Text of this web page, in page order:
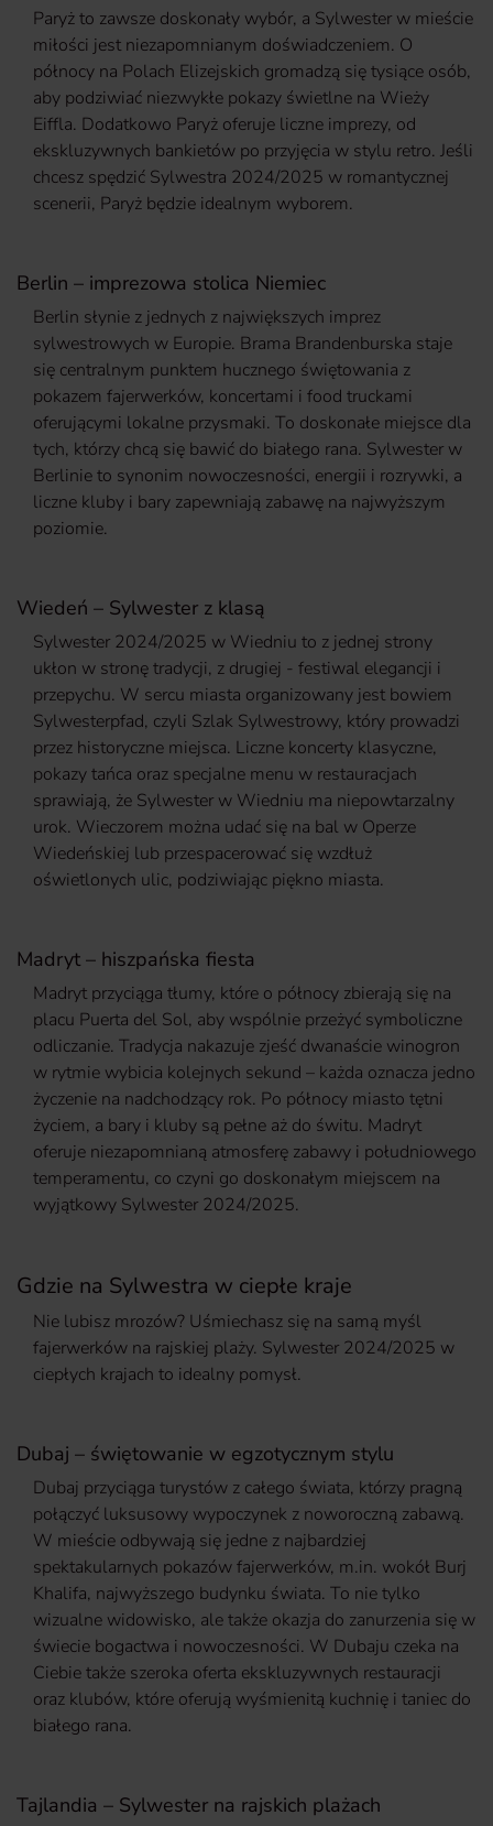
Paryż to zawsze doskonały wybór, a Sylwester w mieście
miłości jest niezapomnianym doświadczeniem. O
północy na Polach Elizejskich gromadzą się tysiące osób,
aby podziwiać niezwykłe pokazy świetlne na Wieży
Eiffla. Dodatkowo Paryż oferuje liczne imprezy, od
ekskluzywnych bankietów po przyjęcia w stylu retro. Jeśli
chcesz spędzić Sylwestra 2024/2025 w romantycznej
scenerii, Paryż będzie idealnym wyborem.
Berlin – imprezowa stolica Niemiec
Berlin słynie z jednych z największych imprez
sylwestrowych w Europie. Brama Brandenburska staje
się centralnym punktem hucznego świętowania z
pokazem fajerwerków, koncertami i food truckami
oferującymi lokalne przysmaki. To doskonałe miejsce dla
tych, którzy chcą się bawić do białego rana. Sylwester w
Berlinie to synonim nowoczesności, energii i rozrywki, a
liczne kluby i bary zapewniają zabawę na najwyższym
poziomie.
Wiedeń – Sylwester z klasą
Sylwester 2024/2025 w Wiedniu to z jednej strony
ukłon w stronę tradycji, z drugiej - festiwal elegancji i
przepychu. W sercu miasta organizowany jest bowiem
Sylwesterpfad, czyli Szlak Sylwestrowy, który prowadzi
przez historyczne miejsca. Liczne koncerty klasyczne,
pokazy tańca oraz specjalne menu w restauracjach
sprawiają, że Sylwester w Wiedniu ma niepowtarzalny
urok. Wieczorem można udać się na bal w Operze
Wiedeńskiej lub przespacerować się wzdłuż
oświetlonych ulic, podziwiając piękno miasta.
Madryt – hiszpańska fiesta
Madryt przyciąga tłumy, które o północy zbierają się na
placu Puerta del Sol, aby wspólnie przeżyć symboliczne
odliczanie. Tradycja nakazuje zjeść dwanaście winogron
w rytmie wybicia kolejnych sekund – każda oznacza jedno
życzenie na nadchodzący rok. Po północy miasto tętni
życiem, a bary i kluby są pełne aż do świtu. Madryt
oferuje niezapomnianą atmosferę zabawy i południowego
temperamentu, co czyni go doskonałym miejscem na
wyjątkowy Sylwester 2024/2025.
Gdzie na Sylwestra w ciepłe kraje
Nie lubisz mrozów? Uśmiechasz się na samą myśl
fajerwerków na rajskiej plaży. Sylwester 2024/2025 w
ciepłych krajach to idealny pomysł.
Dubaj – świętowanie w egzotycznym stylu
Dubaj przyciąga turystów z całego świata, którzy pragną
połączyć luksusowy wypoczynek z noworoczną zabawą.
W mieście odbywają się jedne z najbardziej
spektakularnych pokazów fajerwerków, m.in. wokół Burj
Khalifa, najwyższego budynku świata. To nie tylko
wizualne widowisko, ale także okazja do zanurzenia się w
świecie bogactwa i nowoczesności. W Dubaju czeka na
Ciebie także szeroka oferta ekskluzywnych restauracji
oraz klubów, które oferują wyśmienitą kuchnię i taniec do
białego rana.
Tajlandia – Sylwester na rajskich plażach